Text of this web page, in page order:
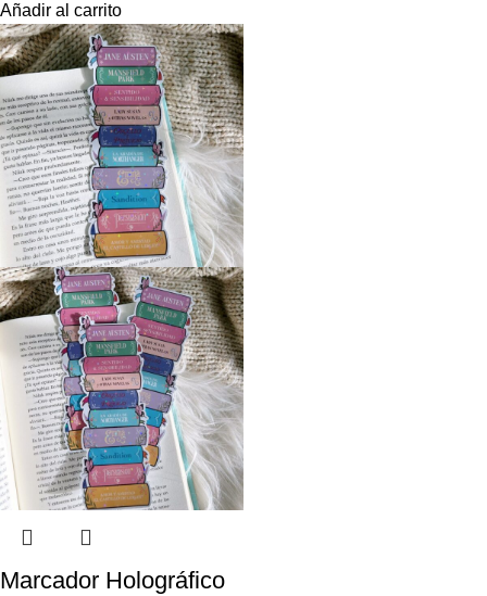
Añadir al carrito
Marcador Holográfico